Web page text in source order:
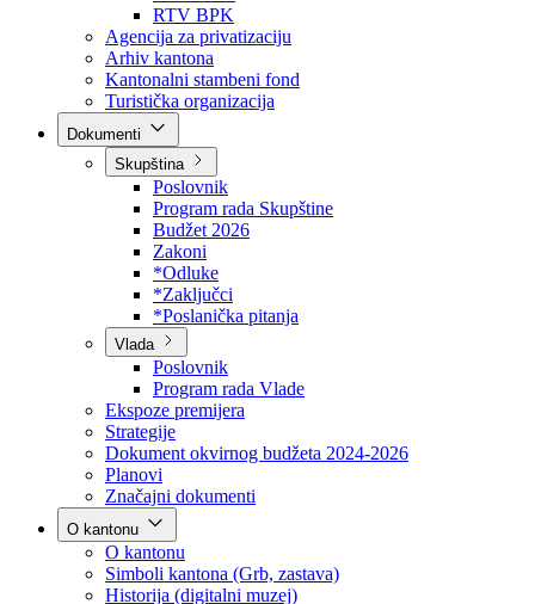
Direkcija za šumarstvo
Javna preduzeća
BPK šume
RTV BPK
Agencija za privatizaciju
Arhiv kantona
Kantonalni stambeni fond
Turistička organizacija
Skupština
Poslovnik
Program rada Skupštine
Budžet 2026
Zakoni
*Odluke
*Zaključci
*Poslanička pitanja
Vlada
Poslovnik
Program rada Vlade
Ekspoze premijera
Strategije
Dokument okvirnog budžeta 2024-2026
Planovi
Značajni dokumenti
O kantonu